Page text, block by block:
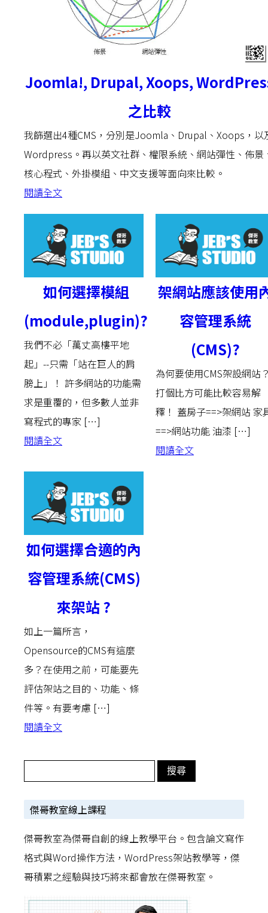
Joomla!, Drupal, Xoops,
之比較
我篩選出4種CMS，分別是Joomla、Drupal、Xoops，以
Wordpress。再以英文社群、權限系統、網站彈性、佈景
核心程式、外掛模組、中文支援等面向來比較。
閱讀全文
如何選擇模組
(module,plugin)?
我們不必「萬丈高樓平地
起」--只需「站在巨人的肩
膀上」！ 許多網站的功能需
求是重覆的，但多數人並非
寫程式的專家 […]
閱讀全文
架網站應該使用
容管理系統
(CMS)?
為何要使用CMS架設網站
打個比方可能比較容易解
釋！ 蓋房子==>架網站 家
==>網站功能 油漆 […]
閱讀全文
如何選擇合適的內
容管理系統(CMS)
來架站 ?
如上一篇所言，
Opensource的CMS有這麼
多？在使用之前，可能要先
評估架站之目的、功能、條
件等。有要考慮 […]
閱讀全文
傑哥教室線上課程
傑哥教室為傑哥自創的線上教學平台。包含論文寫作
格式與Word操作方法，WordPress架站教學等，傑
哥積累之經驗與技巧將來都會放在傑哥教室。